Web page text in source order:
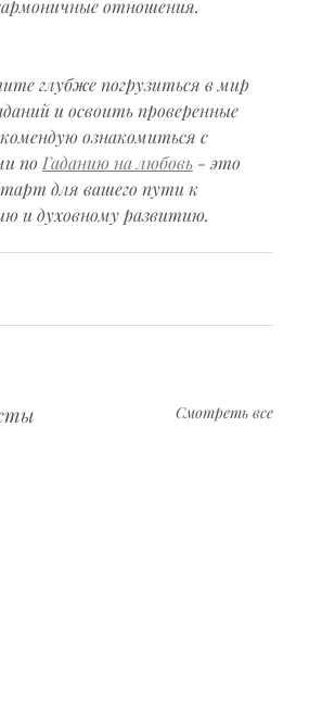
отношения.
глубже погрузиться в мир
и освоить проверенные
ознакомиться с
по Гаданию на любовь - это
для вашего пути к
и духовному развитию.
Смотреть все